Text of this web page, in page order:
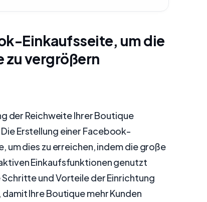
Einkaufsseite, um die
zu vergrößern
der Reichweite Ihrer Boutique
Erstellung einer Facebook-
um dies zu erreichen, indem die große
Einkaufsfunktionen genutzt
und Vorteile der Einrichtung
Ihre Boutique mehr Kunden